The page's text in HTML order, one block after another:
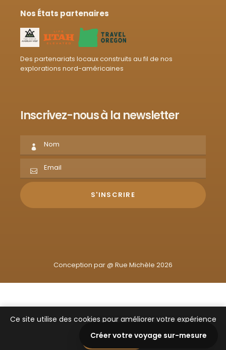
Nos États partenaires
Des partenariats locaux construits au fil de nos
explorations nord-américaines
Inscrivez-nous à la newsletter
Conception par @ Rue Michèle 2026
Ce site utilise des cookies pour améliorer votre expérience
Créer votre voyage sur-mesure